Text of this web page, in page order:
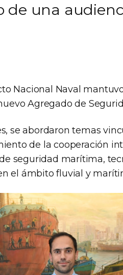
de una
Nacional Naval
Agregado de
se abordaron temas
de la cooperación
seguridad marítima,
el ámbito fluvial y